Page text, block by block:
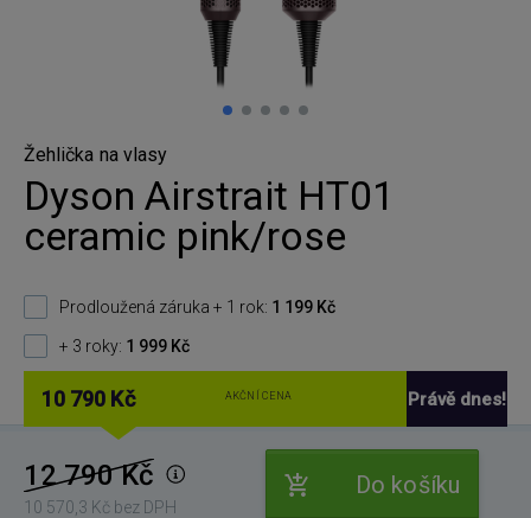
Žehlička na vlasy
Dyson Airstrait HT01
ceramic pink/rose
Prodloužená záruka + 1 rok: 1 199 Kč
+ 3 roky: 1 999 Kč
10 790 Kč AKČNÍ CENA Právě dnes!
12 790 Kč
10 570,3 Kč bez DPH
Do košíku